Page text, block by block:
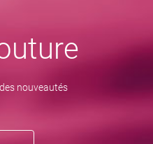
nouveautés